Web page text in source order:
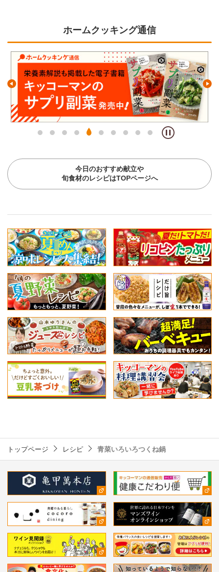
ホームクッキング通信
今日のおすすめ献立や
旬食材のレシピはTOPページへ
トップページ レシピ 青菜いろいろつくね鍋